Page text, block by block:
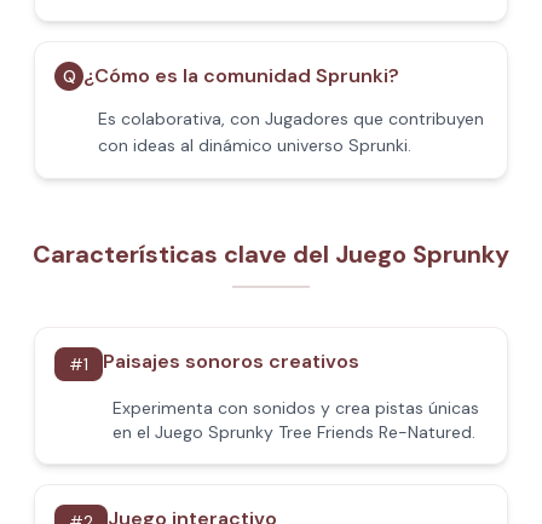
Q ¿Cómo es la comunidad Sprunki?
Es colaborativa, con Jugadores que contribuyen
con ideas al dinámico universo Sprunki.
Características clave del Juego Sprunky
#1 Paisajes sonoros creativos
Experimenta con sonidos y crea pistas únicas
en el Juego Sprunky Tree Friends Re-Natured.
Juego interactivo